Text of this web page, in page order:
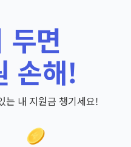
두면
손해!
는 내 지원금 챙기세요!